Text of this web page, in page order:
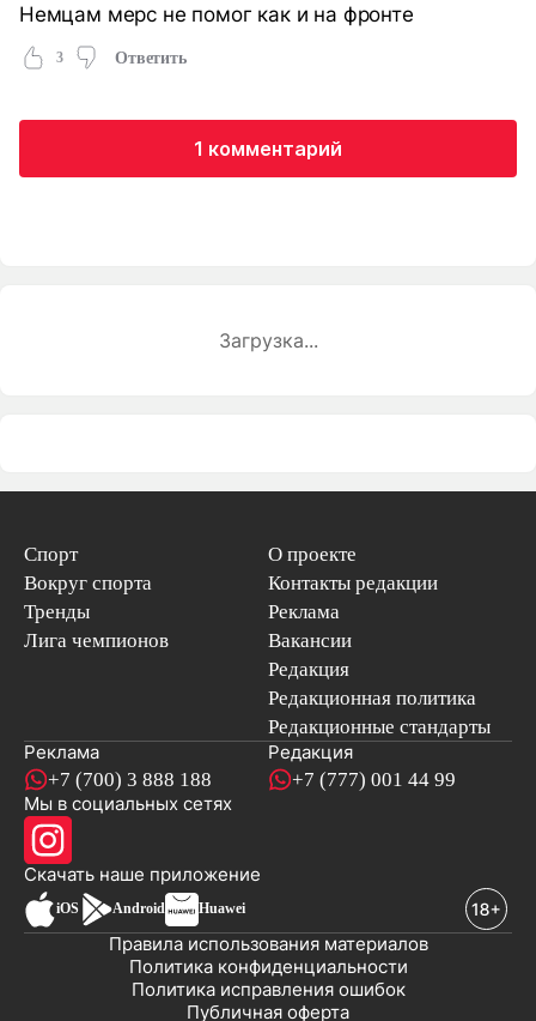
Немцам мерс не помог как и на фронте
3 Ответить
1 комментарий
Загрузка...
Спорт
Вокруг спорта
Тренды
Лига чемпионов
О проекте
Контакты редакции
Реклама
Вакансии
Редакция
Редакционная политика
Редакционные стандарты
Реклама
+7 (700) 3 888 188
Редакция
+7 (777) 001 44 99
Мы в социальных сетях
Скачать наше приложениеновостей
iOS Android Huawei
Публичная оферта
Политика исправления ошибок
Политика конфиденциальности
Правила использования материалов